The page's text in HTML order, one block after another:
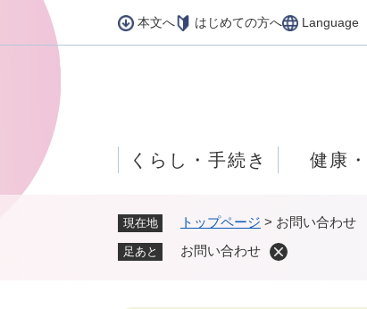
本文へ はじめての方へ Language
くらし・手続き 健康
現在地 トップページ > お問い合わせ
足あと お問い合わせ